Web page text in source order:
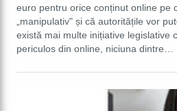
euro pentru orice conținut online pe
„manipulativ" și că autoritățile vor
există mai multe inițiative legislative
periculos din online, niciuna dintre…